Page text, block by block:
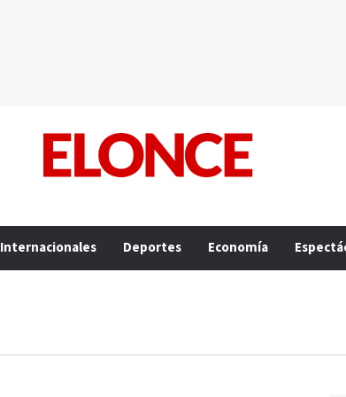
Internacionales Deportes Economía